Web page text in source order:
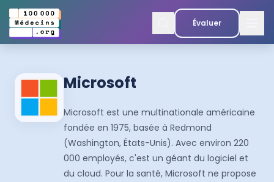
Évaluer
Microsoft
Microsoft est une multinationale américaine
fondée en 1975, basée à Redmond
(Washington, États-Unis). Avec environ 220
000 employés, c'est un géant du logiciel et
du cloud. Pour la santé, Microsoft ne propose